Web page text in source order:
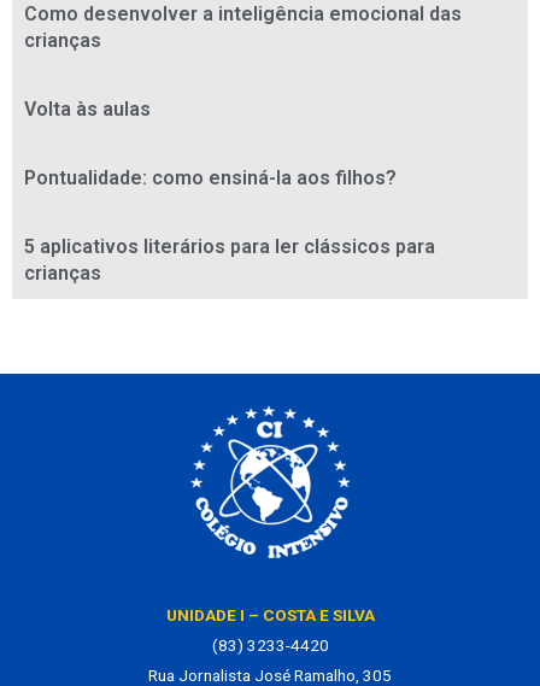
Como desenvolver a inteligência emocional das
crianças
Volta às aulas
Pontualidade: como ensiná-la aos filhos?
5 aplicativos literários para ler clássicos para
crianças
UNIDADE I – COSTA E SILVA
(83) 3233-4420
Rua Jornalista José Ramalho, 305